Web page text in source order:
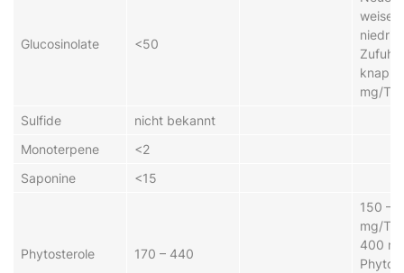
Glucosinolate <50
weisen
Zufuhr
knapp
mg/
Sulfide
nicht bekannt
Monoterpene
<2
Saponine
<15
Phytosterole 170 – 440
150 –
mg/
400